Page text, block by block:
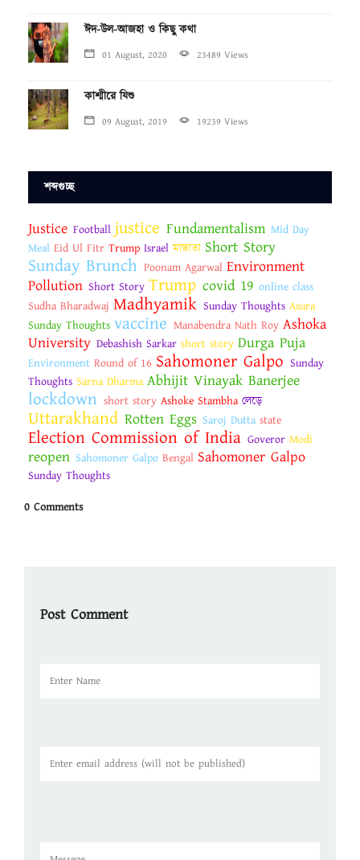
ঈদ-উল-আজহা ও কিছু কথা
01 August, 2020 23489 Views
কাশ্মীরে যিশু
09 August, 2019 19239 Views
শব্দগুচ্ছ
Justice Football justice Fundamentalism Mid Day
Meal Eid Ul Fitr Trump Israel মান্ধাতা Short Story
Sunday Brunch Poonam Agarwal Environment
Pollution Short Story Trump covid 19 online class
Sudha Bharadwaj Madhyamik Sunday Thoughts Asura
Sunday Thoughts vaccine Manabendra Nath Roy Ashoka
University Debashish Sarkar short story Durga Puja
Environment Round of 16 Sahomoner Galpo Sunday
Thoughts Sarna Dharma Abhijit Vinayak Banerjee
lockdown short story Ashoke Stambha লেড়ে
Uttarakhand Rotten Eggs Saroj Dutta state
Election Commission of India Goveror Modi
reopen Sahomoner Galpo Bengal Sahomoner Galpo
Sunday Thoughts
0 Comments
Post Comment